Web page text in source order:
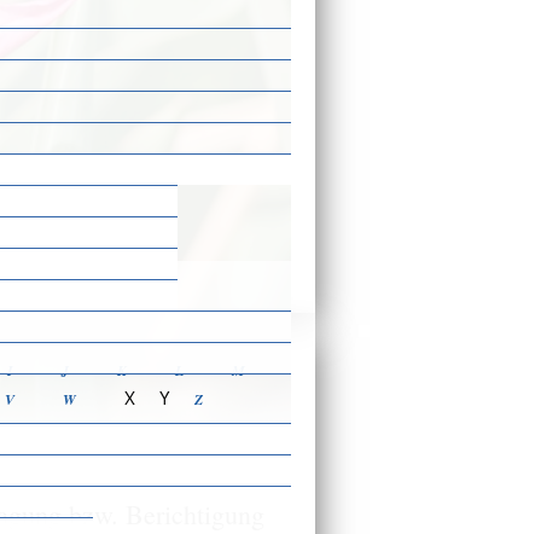
I J K L
M
V W X Y Z
bzw. Berichtigung